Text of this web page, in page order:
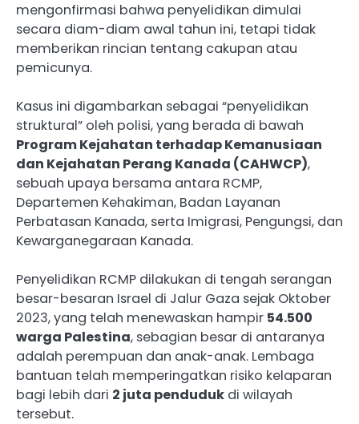
mengonfirmasi bahwa penyelidikan dimulai
secara diam-diam awal tahun ini, tetapi tidak
memberikan rincian tentang cakupan atau
pemicunya.
Kasus ini digambarkan sebagai “penyelidikan
struktural” oleh polisi, yang berada di bawah
Program Kejahatan terhadap Kemanusiaan
dan Kejahatan Perang Kanada (CAHWCP),
sebuah upaya bersama antara RCMP,
Departemen Kehakiman, Badan Layanan
Perbatasan Kanada, serta Imigrasi, Pengungsi, dan
Kewarganegaraan Kanada.
Penyelidikan RCMP dilakukan di tengah serangan
besar-besaran Israel di Jalur Gaza sejak Oktober
2023, yang telah menewaskan hampir 54.500
warga Palestina, sebagian besar di antaranya
adalah perempuan dan anak-anak. Lembaga
bantuan telah memperingatkan risiko kelaparan
bagi lebih dari 2 juta penduduk di wilayah
tersebut.